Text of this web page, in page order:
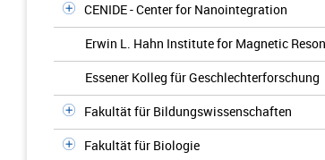
CENIDE - Center for Nanointegration
Erwin L. Hahn Institute for Magnetic
Essener Kolleg für Geschlechterforschung
Fakultät für Bildungswissenschaften
Fakultät für Biologie